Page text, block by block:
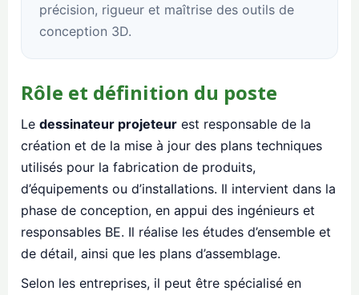
précision, rigueur et maîtrise des outils de
conception 3D.
Rôle et définition du poste
Le dessinateur projeteur est responsable de la
création et de la mise à jour des plans techniques
utilisés pour la fabrication de produits,
d’équipements ou d’installations. Il intervient dans la
phase de conception, en appui des ingénieurs et
responsables BE. Il réalise les études d’ensemble et
de détail, ainsi que les plans d’assemblage.
Selon les entreprises, il peut être spécialisé en